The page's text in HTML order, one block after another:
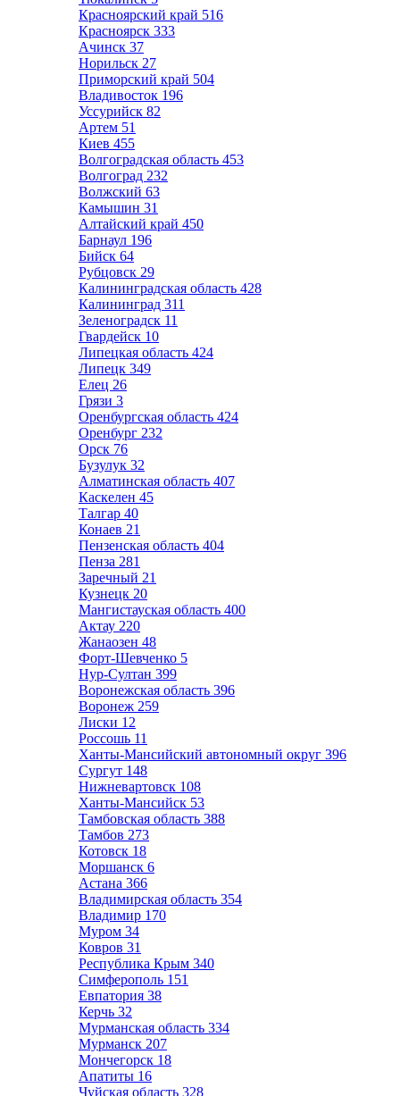
Красноярский край 516
Красноярск 333
Ачинск 37
Норильск 27
Приморский край 504
Владивосток 196
Уссурийск 82
Артем 51
Киев 455
Волгоградская область 453
Волгоград 232
Волжский 63
Камышин 31
Алтайский край 450
Барнаул 196
Бийск 64
Рубцовск 29
Калининградская область 428
Калининград 311
Зеленоградск 11
Гвардейск 10
Липецкая область 424
Липецк 349
Елец 26
Грязи 3
Оренбургская область 424
Оренбург 232
Орск 76
Бузулук 32
Алматинская область 407
Каскелен 45
Талгар 40
Конаев 21
Пензенская область 404
Пенза 281
Заречный 21
Кузнецк 20
Мангистауская область 400
Актау 220
Жанаозен 48
Форт-Шевченко 5
Нур-Султан 399
Воронежская область 396
Воронеж 259
Лиски 12
Россошь 11
Ханты-Мансийский автономный округ 396
Сургут 148
Нижневартовск 108
Ханты-Мансийск 53
Тамбовская область 388
Тамбов 273
Котовск 18
Моршанск 6
Астана 366
Владимирская область 354
Владимир 170
Муром 34
Ковров 31
Республика Крым 340
Симферополь 151
Евпатория 38
Керчь 32
Мурманская область 334
Мурманск 207
Мончегорск 18
Апатиты 16
Чуйская область 328